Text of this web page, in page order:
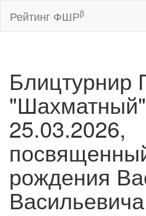
Рейтинг ФШРβ
"Шахматный"
25.03.2026,
рождения